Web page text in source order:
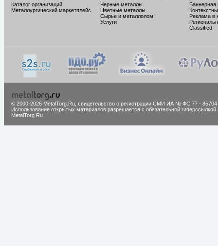
Каталог организаций
Металлургический маркетплейс
Черные металлы
Цветные металлы
Сырье и металлолом
Услуги
Баннерная
Реклама в
Classified
© 2000-2026 MetalTorg.Ru, cвидетельство о регистрации СМИ ИА № ФС 77 - 85704
Использование открытых материалов разрешается с обязательной гиперссылкой
MetalTorg.Ru